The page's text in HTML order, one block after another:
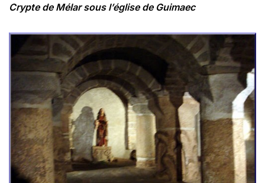
Crypte de Mélar sous l’église de Guimaec